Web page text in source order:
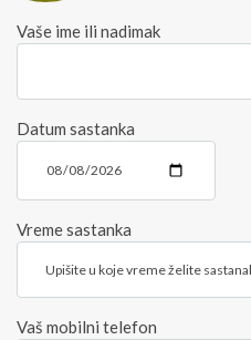
Vaše ime ili nadimak
Datum sastanka
Vreme sastanka
Vaš mobilni telefon